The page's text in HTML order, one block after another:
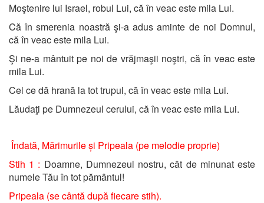
Moştenire lui Israel, robul Lui, că în veac este mila Lui.
Că în smerenia noastră şi-a adus aminte de noi Domnul,
că în veac este mila Lui.
Şi ne-a mântuit pe noi de vrăjmaşii noştri, că în veac este
mila Lui.
Cel ce dă hrană la tot trupul, că în veac este mila Lui.
Lăudaţi pe Dumnezeul cerului, că în veac este mila Lui.
Îndată, Mărimurile și Pripeala (pe melodie proprie)
Stih 1 : Doamne, Dumnezeul nostru, cât de minunat este
numele Tău în tot pământul!
Pripeala (se cântă după fiecare stih).